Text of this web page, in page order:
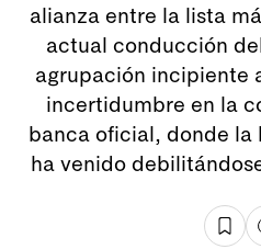
alianza entre la lista
actual conducción
agrupación incipiente
incertidumbre en la
banca oficial, donde la
ha venido